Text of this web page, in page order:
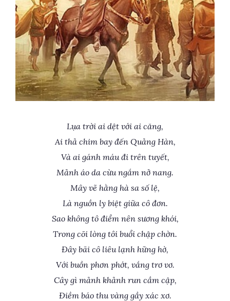
Lụa trời ai dệt với ai căng,
Ai thả chim bay đến Quảng Hàn,
Và ai gánh máu đi trên tuyết,
Mảnh áo da cừu ngắm nở nang.
Mây vẽ hằng hà sa số lệ,
Là nguồn ly biệt giữa cô đơn.
Sao không tô điểm nên sương khói,
Trong cõi lòng tôi buổi chập chờn.
Đây bãi cô liêu lạnh hững hờ,
Với buồn phơn phớt, vắng trơ vơ.
Cây gì mảnh khảnh run cầm cập,
Điềm báo thu vàng gầy xác xơ.